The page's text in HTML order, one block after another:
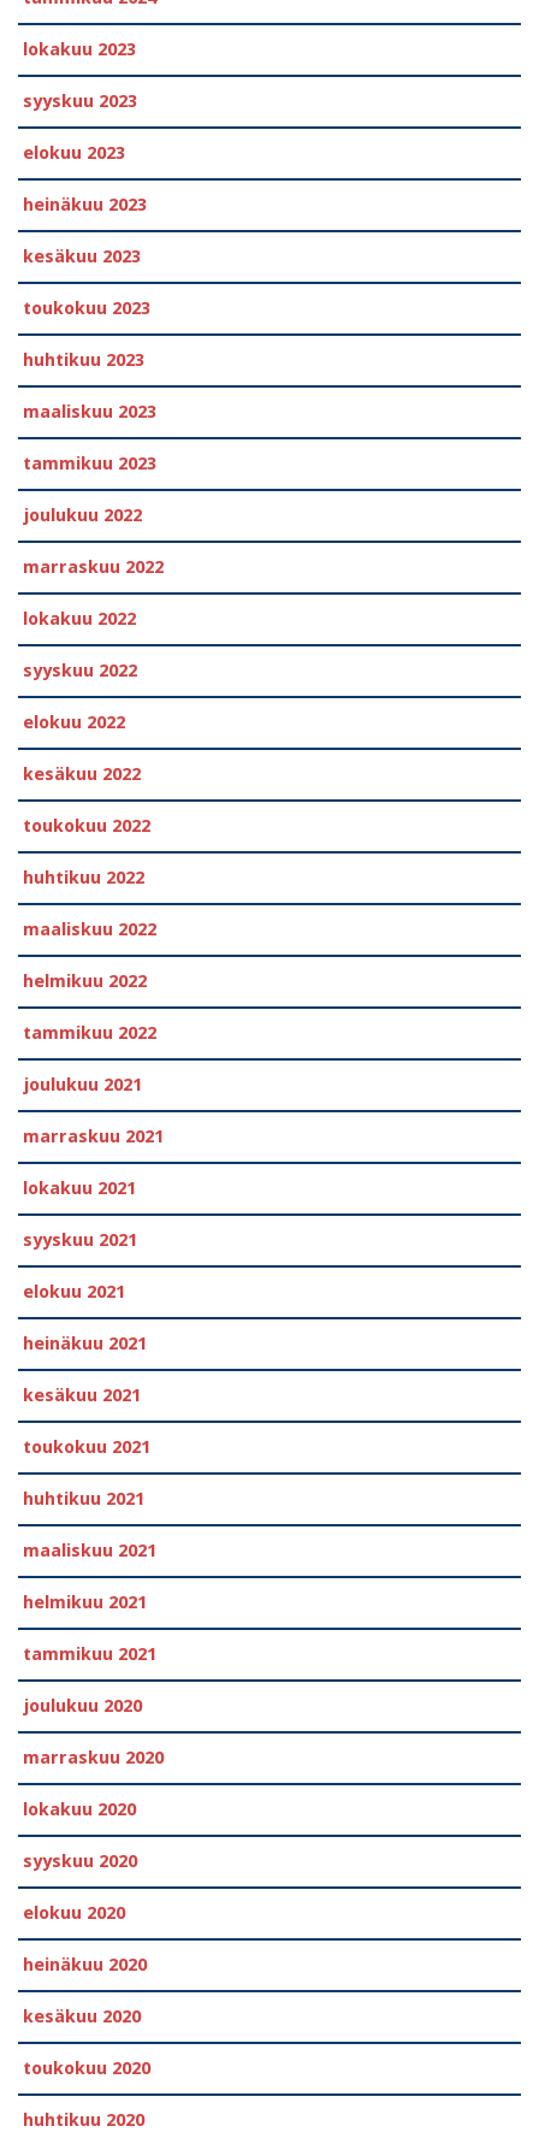
lokakuu 2023
syyskuu 2023
elokuu 2023
heinäkuu 2023
kesäkuu 2023
toukokuu 2023
huhtikuu 2023
maaliskuu 2023
tammikuu 2023
joulukuu 2022
marraskuu 2022
lokakuu 2022
syyskuu 2022
elokuu 2022
kesäkuu 2022
toukokuu 2022
huhtikuu 2022
maaliskuu 2022
helmikuu 2022
tammikuu 2022
joulukuu 2021
marraskuu 2021
lokakuu 2021
syyskuu 2021
elokuu 2021
heinäkuu 2021
kesäkuu 2021
toukokuu 2021
huhtikuu 2021
maaliskuu 2021
helmikuu 2021
tammikuu 2021
joulukuu 2020
marraskuu 2020
lokakuu 2020
syyskuu 2020
elokuu 2020
heinäkuu 2020
kesäkuu 2020
toukokuu 2020
huhtikuu 2020